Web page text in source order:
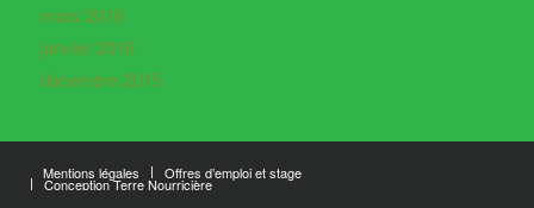
mars 2016
janvier 2016
décembre 2015
Mentions légales Offres d’emploi et stage
Conception Terre Nourricière